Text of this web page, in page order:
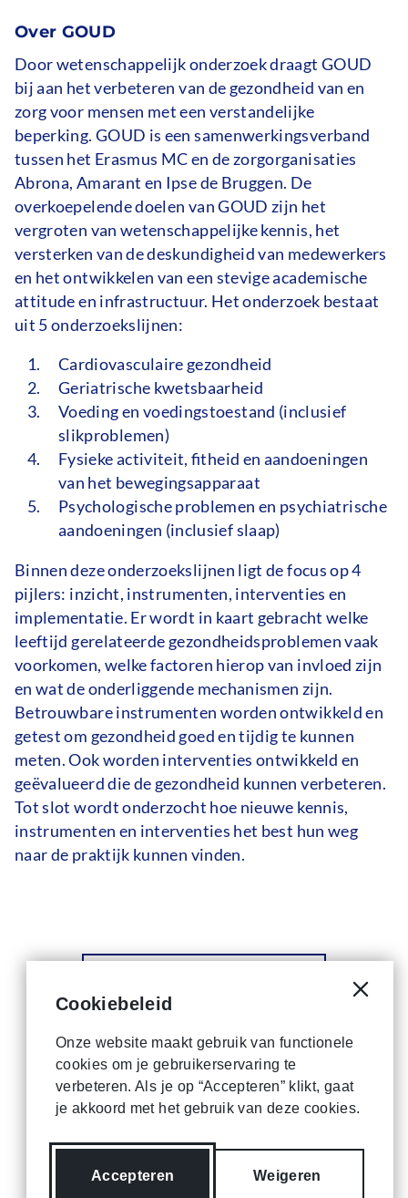
Cookiebeleid
Onze website maakt gebruik van functionele
cookies om je gebruikerservaring te
verbeteren. Als je op “Accepteren” klikt, gaat
je akkoord met het gebruik van deze cookies.
Accepteren Weigeren
Over GOUD
Door wetenschappelijk onderzoek draagt GOUD
bij aan het verbeteren van de gezondheid van en
zorg voor mensen met een verstandelijke
beperking. GOUD is een samenwerkingsverband
tussen het Erasmus MC en de zorgorganisaties
Abrona, Amarant en Ipse de Bruggen. De
overkoepelende doelen van GOUD zijn het
vergroten van wetenschappelijke kennis, het
versterken van de deskundigheid van medewerkers
en het ontwikkelen van een stevige academische
attitude en infrastructuur. Het onderzoek bestaat
uit 5 onderzoekslijnen:
Cardiovasculaire gezondheid
Geriatrische kwetsbaarheid
Voeding en voedingstoestand (inclusief
slikproblemen)
Fysieke activiteit, fitheid en aandoeningen
van het bewegingsapparaat
Psychologische problemen en psychiatrische
aandoeningen (inclusief slaap)
Binnen deze onderzoekslijnen ligt de focus op 4
pijlers: inzicht, instrumenten, interventies en
implementatie. Er wordt in kaart gebracht welke
leeftijd gerelateerde gezondheidsproblemen vaak
voorkomen, welke factoren hierop van invloed zijn
en wat de onderliggende mechanismen zijn.
Betrouwbare instrumenten worden ontwikkeld en
getest om gezondheid goed en tijdig te kunnen
meten. Ook worden interventies ontwikkeld en
geëvalueerd die de gezondheid kunnen verbeteren.
Tot slot wordt onderzocht hoe nieuwe kennis,
instrumenten en interventies het best hun weg
naar de praktijk kunnen vinden.